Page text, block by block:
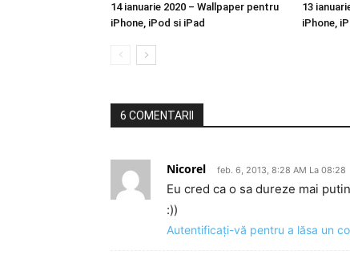
14 ianuarie 2020 – Wallpaper pentru
iPhone, iPod si iPad
13
iPhone,
6 COMENTARII
Nicorel feb. 6, 2013, 8:28 AM La 08:28
Eu cred ca o sa dureze mai
:))
Autentificați-vă pentru a lăsa un